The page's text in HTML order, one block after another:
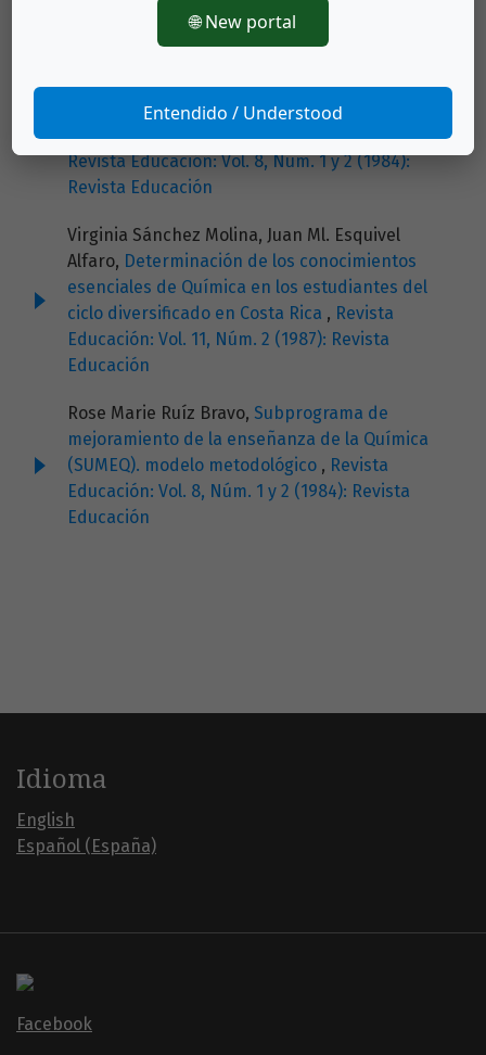
(1987): Revista Educación
Rose Marie Ruíz Bravo,Subprograma de
mejoramiento de la enseñanza de la Química
(SUMEQ). Desarrollo del Modelo Educativo,
Revista Educación: Vol. 8, Núm. 1 y 2 (1984):
Revista Educación
Virginia Sánchez Molina, Juan Ml. Esquivel
Alfaro, Determinación de los conocimientos
esenciales de Química en los estudiantes del
ciclo diversificado en Costa Rica , Revista
Educación: Vol. 11, Núm. 2 (1987): Revista
Educación
Rose Marie Ruíz Bravo, Subprograma de
mejoramiento de la enseñanza de la Química
(SUMEQ). modelo metodológico , Revista
Educación: Vol. 8, Núm. 1 y 2 (1984): Revista
Educación
Idioma
English
Español (España)
Facebook
🌐 New portal
Entendido / Understood